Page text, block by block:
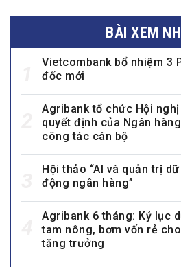
BÀI XEM
Vietcombank bổ nhiệm 3
đốc mới
Agribank tổ chức Hội
quyết định của Ngân
công tác cán bộ
Hội thảo “AI và quản trị
động ngân hàng”
Agribank 6 tháng: Kỷ lục
tam nông, bơm vốn rẻ
tăng trưởng